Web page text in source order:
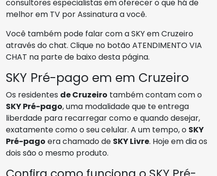
consultores especialistas em oferecer o que há de
melhor em TV por Assinatura a você.
Você também pode falar com a SKY em Cruzeiro
através do chat. Clique no botão ATENDIMENTO VIA
CHAT na parte de baixo desta página.
SKY Pré-pago em em Cruzeiro
Os residentes de Cruzeiro também contam com o
SKY Pré-pago, uma modalidade que te entrega
liberdade para recarregar como e quando desejar,
exatamente como o seu celular. A um tempo, o SKY
Pré-pago era chamado de SKY Livre. Hoje em dia os
dois são o mesmo produto.